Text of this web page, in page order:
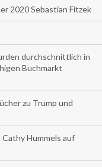
2020 Sebastian Fitzek
durchschnittlich in
Buchmarkt
zu Trump und
Hummels auf